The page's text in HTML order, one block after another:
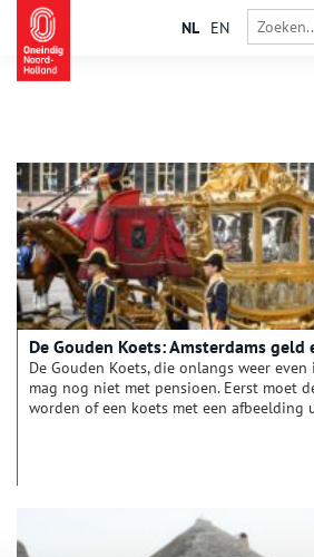
NL EN
De Gouden Koets: Amsterdams geld
De Gouden Koets, die onlangs weer
mag nog niet met pensioen. Eerst moet
worden of een koets met een